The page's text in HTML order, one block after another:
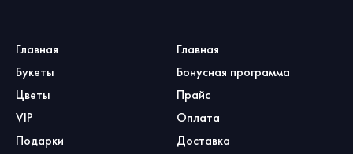
Главная
Букеты
Цветы
VIP
Подарки
Главная
Бонусная программа
Прайс
Оплата
Доставка